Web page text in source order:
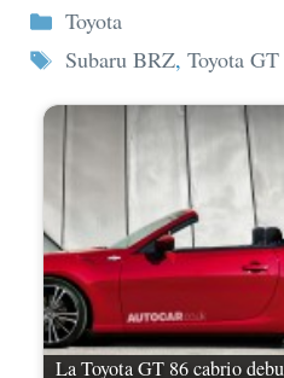
Categorie
Toyota
Tag
Subaru BRZ, Toyota
La Toyota GT 86 cabrio